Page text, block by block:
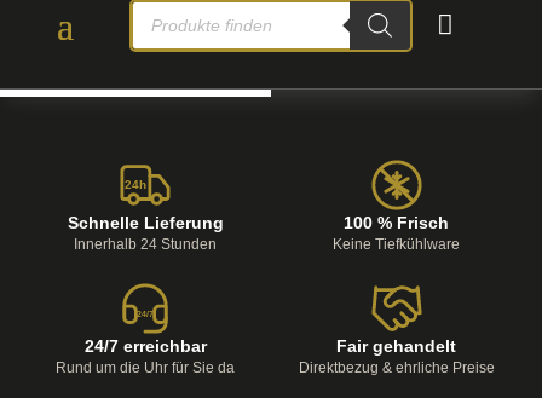
PRODUCTS
SEARCH

24h
Schnelle Lieferung
Innerhalb 24 Stunden
100 % Frisch
Keine Tiefkühlware
24/7
24/7 erreichbar
Rund um die Uhr für Sie da
Fair gehandelt
Direktbezug & ehrliche Preise